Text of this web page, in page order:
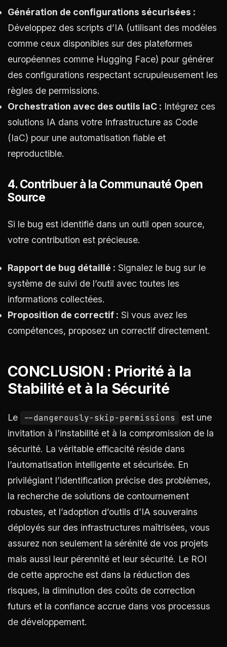
Génération de configurations sécurisées :
Développez des scripts d’IA (utilisant des modèles
comme ceux disponibles sur des plateformes
européennes comme Hugging Face) pour générer
des configurations respectant scrupuleusement les
règles de permissions.
Orchestration avec des outils IaC : Intégrez ces
solutions IA dans votre Infrastructure as Code
(IaC) pour une automatisation fiable et
reproductible.
4. Contribuer à la Communauté Open
Source
Si le bug est identifié dans un outil open source,
votre contribution est précieuse.
Rapport de bug détaillé : Signalez le bug sur le
système de suivi de l’outil avec toutes les
informations collectées.
Proposition de correctif : Si vous avez les
compétences, proposez un correctif directement.
CONCLUSION : Priorité à la
Stabilité et à la Sécurité
Le --dangerously-skip-permissions
est une
invitation à l’instabilité et à la compromission de la
sécurité. La véritable efficacité réside dans
l’automatisation intelligente et sécurisée. En
privilégiant l’identification précise des problèmes,
la recherche de solutions de contournement
robustes, et l’adoption d’outils d’IA souverains
déployés sur des infrastructures maîtrisées, vous
assurez non seulement la sérénité de vos projets
mais aussi leur pérennité et leur sécurité. Le ROI
de cette approche est dans la réduction des
risques, la diminution des coûts de correction
futurs et la confiance accrue dans vos processus
de développement.